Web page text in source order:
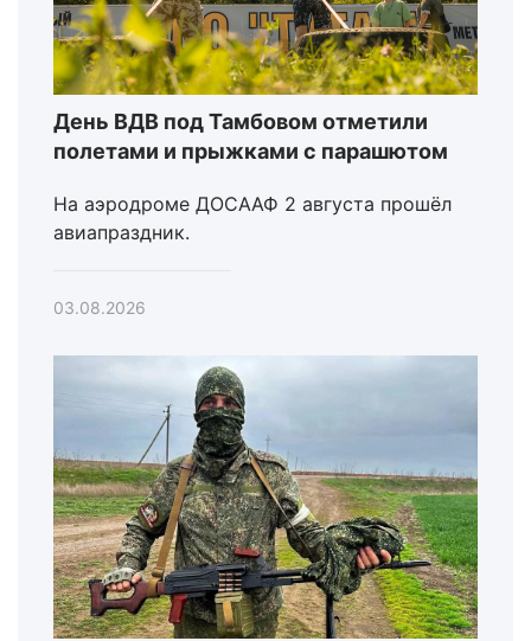
День ВДВ под Тамбовом отметили
полетами и прыжками с парашютом
На аэродроме ДОСААФ 2 августа прошёл
авиапраздник.
03.08.2026